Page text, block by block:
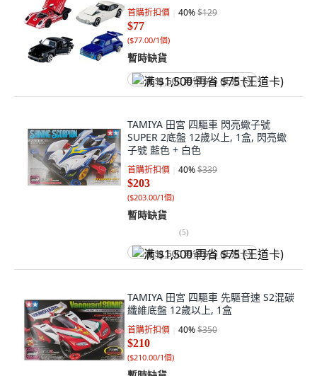
首購折扣價 40%$129
$77
($77.00/1個)
暫時缺貨
满 $1,500 再省 $75 (王道卡)
TAMIYA 田宮 四驅車 閃亮蠍子號
SUPER 2底盤 12歲以上, 1盒, 閃亮蠍
子號 藍色 + 白色
首購折扣價 40%$339
$203
($203.00/1個)
暫時缺貨
(5)
满 $1,500 再省 $75 (王道卡)
TAMIYA 田宮 四驅車 先驅音速 S2混碳
纖維底盤 12歲以上, 1盒
首購折扣價 40%$350
$210
($210.00/1個)